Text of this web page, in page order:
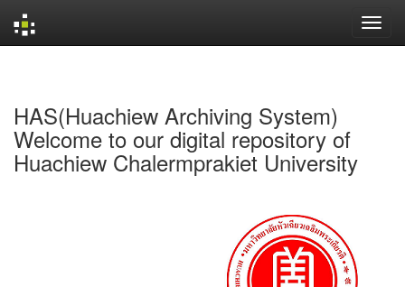
HAS(Huachiew Archiving System)
Welcome to our digital repository of
Huachiew Chalermprakiet University